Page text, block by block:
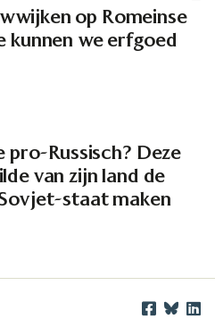
op Romeinse
kunnen we erfgoed
pro-Russisch? Deze
van zijn land de
staat maken